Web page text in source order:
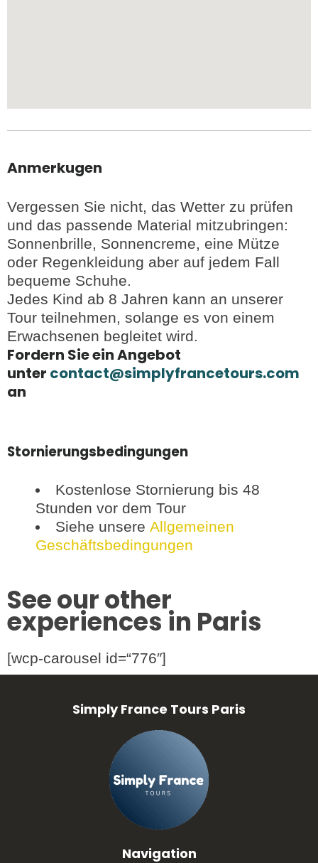
Anmerkugen
Vergessen Sie nicht, das Wetter zu prüfen
und das passende Material mitzubringen:
Sonnenbrille, Sonnencreme, eine Mütze
oder Regenkleidung aber auf jedem Fall
bequeme Schuhe.
Jedes Kind ab 8 Jahren kann an unserer
Tour teilnehmen, solange es von einem
Erwachsenen begleitet wird.
Fordern Sie ein Angebot
unter contact@simplyfrancetours.com
an
Stornierungsbedingungen
Kostenlose Stornierung bis 48
Stunden vor dem Tour
Siehe unsereAllgemeinen
Geschäftsbedingungen
See our other
experiences in Paris
[wcp-carousel id=“776″]
Simply France Tours Paris
Navigation